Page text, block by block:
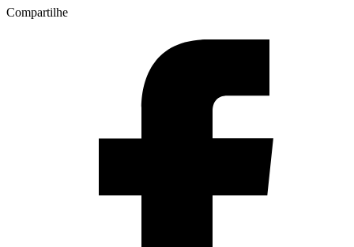
Compartilhe